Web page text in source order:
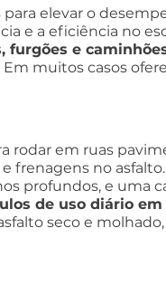
elevar o
e a eficiência no
furgões e
Em muitos casos
rodar em ruas
frenagens no
profundos, e uma
de uso diário
seco e